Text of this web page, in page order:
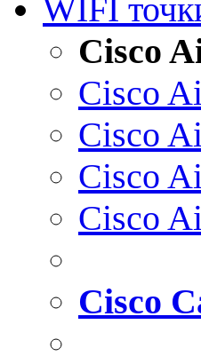
WIFI
Cisco
Cisco
Cisco
Cisco
Cisco
Cisco